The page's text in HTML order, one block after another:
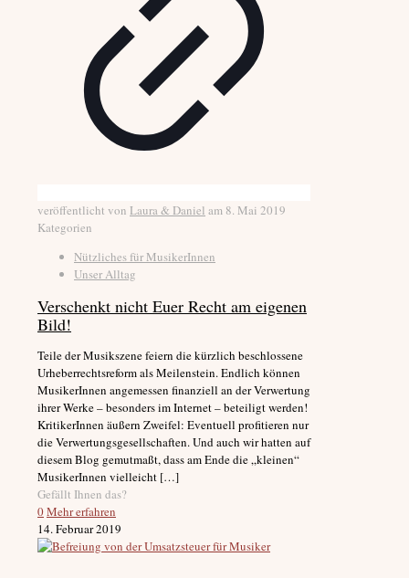
veröffentlicht von Laura & Daniel am 8. Mai 2019
Kategorien
Nützliches für MusikerInnen
Unser Alltag
Verschenkt nicht Euer Recht am eigenen
Bild!
Teile der Musikszene feiern die kürzlich beschlossene
Urheberrechtsreform als Meilenstein. Endlich können
MusikerInnen angemessen finanziell an der Verwertung
ihrer Werke – besonders im Internet – beteiligt werden!
KritikerInnen äußern Zweifel: Eventuell profitieren nur
die Verwertungsgesellschaften. Und auch wir hatten auf
diesem Blog gemutmaßt, dass am Ende die „kleinen“
MusikerInnen vielleicht […]
Gefällt Ihnen das?
0Mehr erfahren
14. Februar 2019